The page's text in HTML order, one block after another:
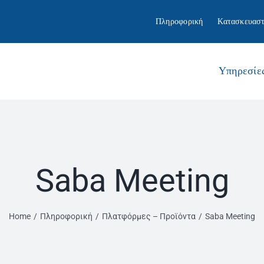
Πληροφορική
Saba Meeting
Home Πληροφορική Πλατφόρμες – Προϊόντα Saba Meeting